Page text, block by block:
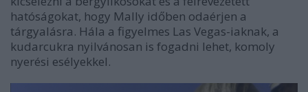
hatóságokat, hogy Mally időben odaérjen a
tárgyalásra. Hála a figyelmes Las Vegas-iaknak, a
kudarcukra nyilvánosan is fogadni lehet, komoly
nyerési esélyekkel.